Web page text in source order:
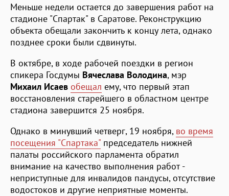
Меньше недели остается до завершения работ на
стадионе "Спартак" в Саратове. Реконструкцию
объекта обещали закончить к концу лета, однако
позднее сроки были сдвинуты.
В октябре, в ходе рабочей поездки в регион
спикера Госдумы Вячеслава Володина, мэр
Михаил Исаев обещал ему, что первый этап
восстановления старейшего в областном центре
стадиона завершится 25 ноября.
Однако в минувший четверг, 19 ноября, во время
посещения "Спартака" председатель нижней
палаты российского парламента обратил
внимание на качество выполнения работ -
неприступные для инвалидов пандусы, отсутствие
водостоков и другие неприятные моменты.